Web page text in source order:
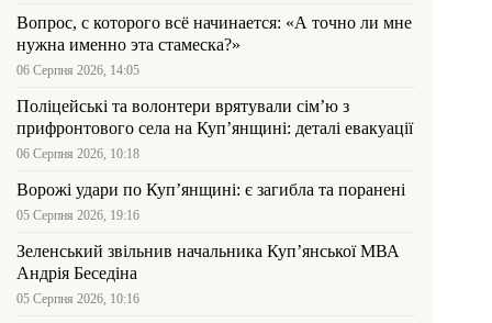
Вопрос, с которого всё начинается: «А точно ли мне
нужна именно эта стамеска?»
06 Серпня 2026, 14:05
Поліцейські та волонтери врятували сім’ю з
прифронтового села на Куп’янщині: деталі евакуації
06 Серпня 2026, 10:18
Ворожі удари по Куп’янщині: є загибла та поранені
05 Серпня 2026, 19:16
Зеленський звільнив начальника Купʼянської МВА
Андрія Беседіна
05 Серпня 2026, 10:16